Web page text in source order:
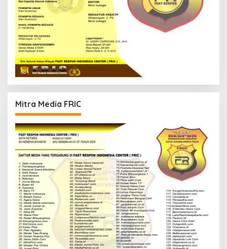
Mitra Media FRIC